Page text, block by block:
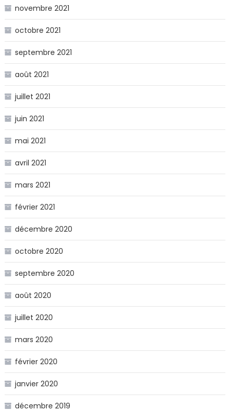
novembre 2021
octobre 2021
septembre 2021
août 2021
juillet 2021
juin 2021
mai 2021
avril 2021
mars 2021
février 2021
décembre 2020
octobre 2020
septembre 2020
août 2020
juillet 2020
mars 2020
février 2020
janvier 2020
décembre 2019